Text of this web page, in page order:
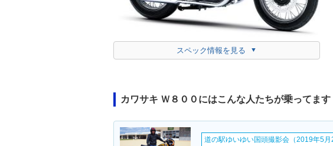
スペック情報を見る
カワサキ Ｗ８００にはこんな人たちが乗ってます
道の駅ゆいゆい国頭撮影会（2019年5月